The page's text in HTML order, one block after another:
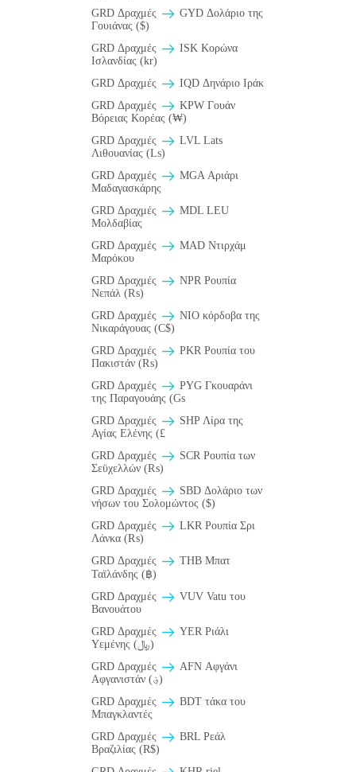
GRD Δραχμές
GYD Δολάριο της
Γουιάνας ($)
GRD Δραχμές
ISK Κορώνα
Ισλανδίας (kr)
GRD Δραχμές
IQD Δηνάριο Ιράκ
GRD Δραχμές
KPW Γουάν
Βόρειας Κορέας (₩)
GRD Δραχμές
LVL Lats
Λιθουανίας (Ls)
GRD Δραχμές
MGA Αριάρι
Μαδαγασκάρης
GRD Δραχμές
MDL LEU
Μολδαβίας
GRD Δραχμές
MAD Ντιρχάμ
Μαρόκου
GRD Δραχμές
NPR Ρουπία
Νεπάλ (₨)
GRD Δραχμές
NIO κόρδοβα της
Νικαράγουας (C$)
GRD Δραχμές
PKR Ρουπία του
Πακιστάν (₨)
GRD Δραχμές
PYG Γκουαράνι
της Παραγουάης (Gs
GRD Δραχμές
SHP Λίρα της
Αγίας Ελένης (£
GRD Δραχμές
SCR Ρουπία των
Σεϋχελλών (₨)
GRD Δραχμές
SBD Δολάριο των
νήσων του Σολομώντος ($)
GRD Δραχμές
LKR Ρουπία Σρι
Λάνκα (₨)
GRD Δραχμές
THB Μπατ
Ταϊλάνδης (฿)
GRD Δραχμές
VUV Vatu του
Βανουάτου
GRD Δραχμές
YER Ριάλι
Υεμένης (﷼)
GRD Δραχμές
AFN Αφγάνι
Αφγανιστάν (؋)
GRD Δραχμές
BDT τάκα του
Μπαγκλαντές
GRD Δραχμές
BRL Ρεάλ
Βραζιλίας (R$)